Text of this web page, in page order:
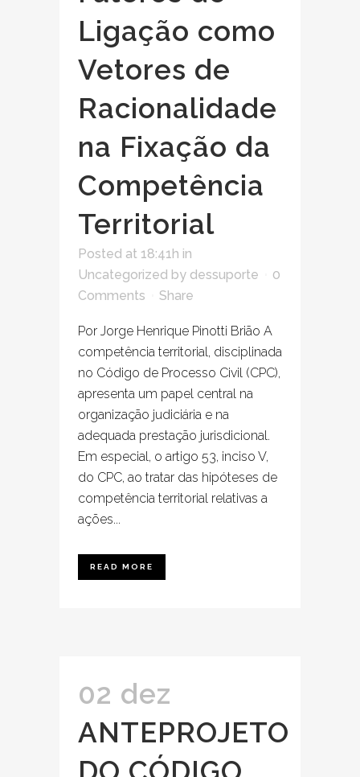
Ligação como
Vetores de
Racionalidade
na Fixação da
Competência
Territorial
Posted at 18:41h in
Uncategorized by dessuporte
0
Comments
Share
Por Jorge Henrique Pinotti Brião A
competência territorial, disciplinada
no Código de Processo Civil (CPC),
apresenta um papel central na
organização judiciária e na
adequada prestação jurisdicional.
Em especial, o artigo 53, inciso V,
do CPC, ao tratar das hipóteses de
competência territorial relativas a
ações...
READ MORE
02 dez
ANTEPROJETO